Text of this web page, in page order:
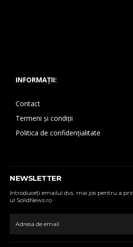
INFORMAȚII:
Contact
Termeni și condiții
Politica de confidențialitate
NEWSLETTER
Introduceţi emailul dvs. mai jos pentru a
ul SolidNews.ro